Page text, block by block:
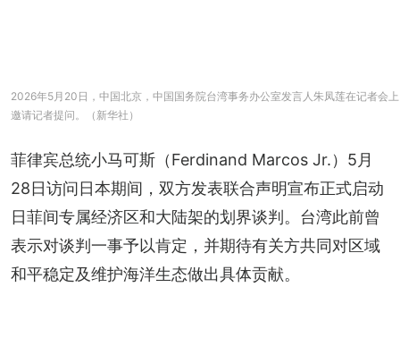
2026年5月20日，中国北京，中国国务院台湾事务办公室发言人朱凤莲在记者会上
邀请记者提问。（新华社）
菲律宾总统小马可斯（Ferdinand Marcos Jr.）5月
28日访问日本期间，双方发表联合声明宣布正式启动
日菲间专属经济区和大陆架的划界谈判。台湾此前曾
表示对谈判一事予以肯定，并期待有关方共同对区域
和平稳定及维护海洋生态做出具体贡献。